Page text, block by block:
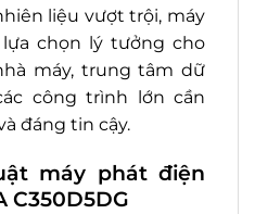
liệu vượt trội, máy
chọn lý tưởng cho
máy, trung tâm dữ
công trình lớn cần
đáng tin cậy.
máy phát điện
C350D5DG